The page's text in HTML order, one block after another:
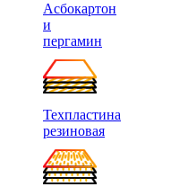
Асбокартон
и
пергамин
Техпластина
резиновая